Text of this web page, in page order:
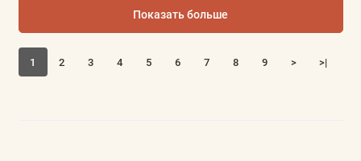
1 2 3 4 5 6 7 8 9 > >|
Показать больше